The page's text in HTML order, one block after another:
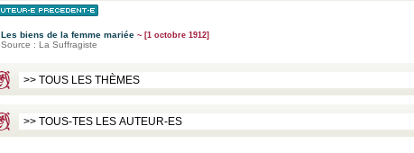
Les biens de la femme mariée ~ [1 octobre 1912]
Source : La Suffragiste